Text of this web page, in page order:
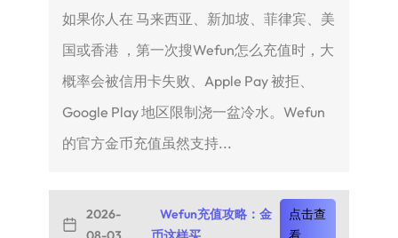
如果你人在 马来西亚、新加坡、菲律宾、美
国或香港 ，第一次搜Wefun怎么充值时，大
概率会被信用卡失败、Apple Pay 被拒、
Google Play 地区限制浇一盆冷水。Wefun
的官方金币充值虽然支持...
2026-
Wefun充值攻略：金
点击查